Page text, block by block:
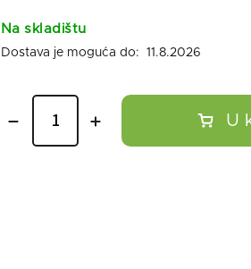
Na skladištu
11.8.2026